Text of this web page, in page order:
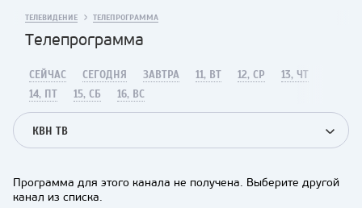
ТЕЛЕВИДЕНИЕ ТЕЛЕПРОГРАММА
Телепрограмма
СЕЙЧАС СЕГОДНЯ ЗАВТРА 11, ВТ 12, СР
13, ЧТ
14, ПТ
15, СБ 16, ВС
КВН ТВ
Программа для этого канала не получена. Выберите другой
канал из списка.